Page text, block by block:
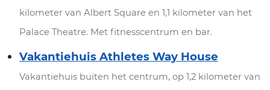
kilometer van Albert Square en 1,1 kilometer van het
Palace Theatre. Met fitnesscentrum en bar.
Vakantiehuis Athletes Way House
Vakantiehuis buiten het centrum, op 1,2 kilometer van